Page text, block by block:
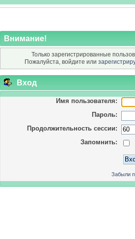
Внимание!
Только зарегистрированные
Пожалуйста, войдите или
Вход
Имя пользователя:
Пароль:
Продолжительность сессии:
Запомнить:
Забыли